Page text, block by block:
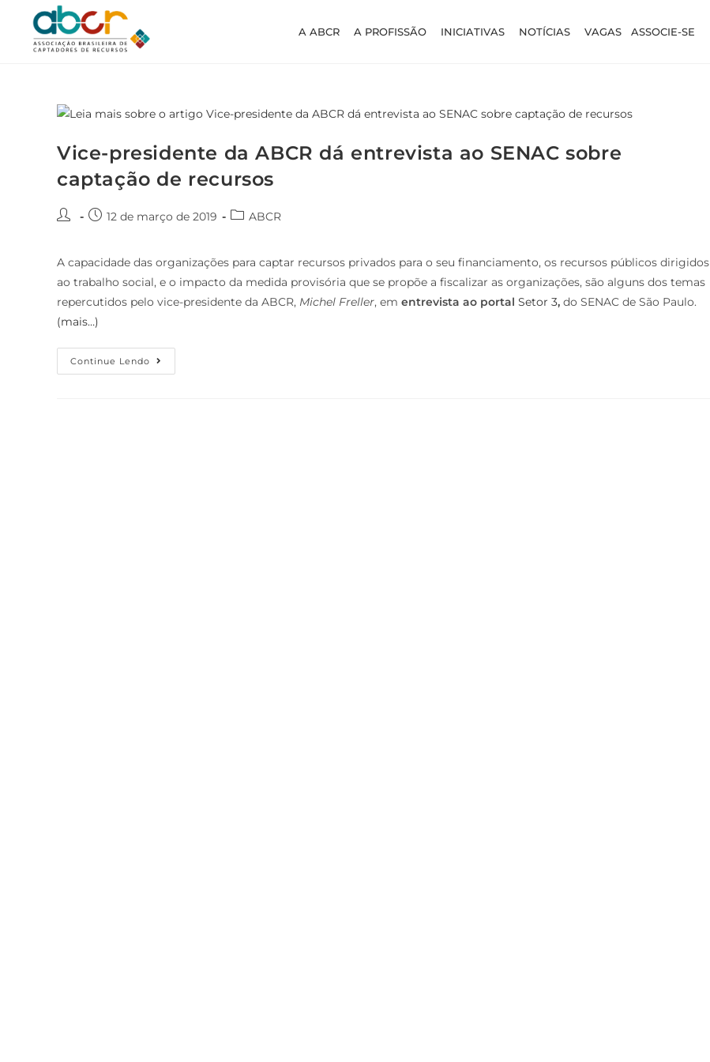
A ABCR A PROFISSÃO INICIATIVAS NOTÍCIAS VAGAS ASSOCIE-SE
Vice-presidente da ABCR dá entrevista ao SENAC sobre
captação de recursos
12 de março de 2019 ABCR
A capacidade das organizações para captar recursos privados para o seu financiamento, os recursos públicos dirigidos
ao trabalho social, e o impacto da medida provisória que se propõe a fiscalizar as organizações, são alguns dos temas
repercutidos pelo vice-presidente da ABCR, Michel Freller, em entrevista ao portal Setor 3, do SENAC de São Paulo.
(mais…)
Continue Lendo